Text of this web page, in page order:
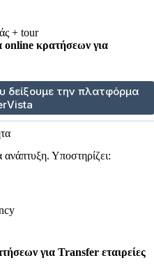
+ tour
online κρατήσεων για
δείξουμε την πλατφόρμα
ανάπτυξη. Υποστηρίζει:
για Transfer εταιρείες